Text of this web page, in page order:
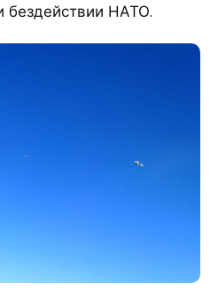
бездействии НАТО.